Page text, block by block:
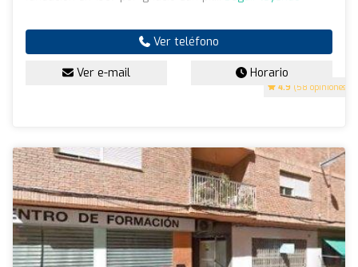
4.9 (58 opiniones)
Ver teléfono
Ver e-mail Horario